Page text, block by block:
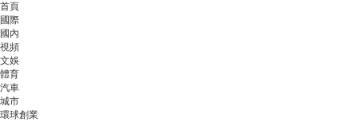
首頁
國際
國內
視頻
文娛
體育
汽車
城市
環球創業